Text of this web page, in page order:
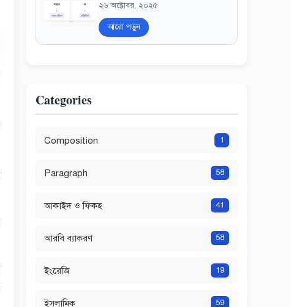
২৬ অক্টোবর, ২০২৫
আরো পড়ুন
Categories
Composition 1
Paragraph 58
আকাইদ ও ফিকহ 41
আরবি ব্যাকরণ 58
ইংরেজি 19
ইসলামিক 59